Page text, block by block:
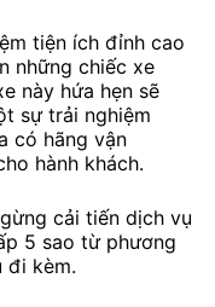
tiện ích đỉnh cao
những chiếc xe
này hứa hẹn sẽ
sự trải nghiệm
có hãng vận
hành khách.
cải tiến dịch vụ
5 sao từ phương
đi kèm.